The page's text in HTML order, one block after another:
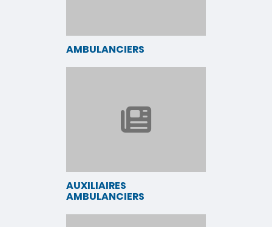
AMBULANCIERS
AUXILIAIRES
AMBULANCIERS